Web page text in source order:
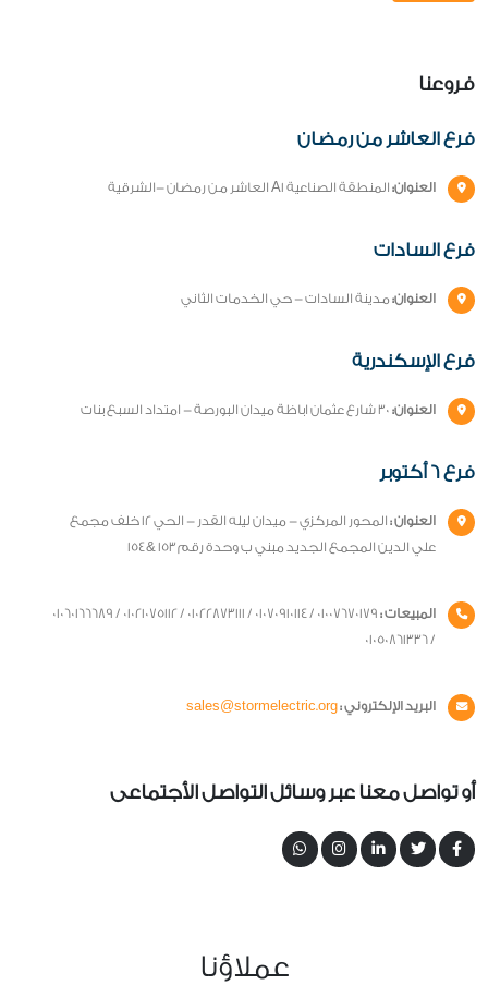
فروعنا
فرع العاشر من رمضان
العنوان: المنطقة الصناعية A1 العاشر من رمضان -الشرقية
فرع السادات
العنوان:مدينة السادات - حي الخدمات الثاني
فرع الإسكندرية
العنوان:
فرع 6 أكتوبر
العنوان :
المحور المركزي - ميدان ليله القدر - الحي ١٢ خلف مجمع
علي الدين المجمع الجديد مبني ب وحدة رقم ١٥٣ & ١٥٤
المبيعات :
01007670179 / 01070910114 / 01022873111 / 01021075112 / 01060166689
/ 01050861336
البريد الإلكتروني :sales@stormelectric.org
أو تواصل معنا عبر وسائل التواصل الأجتماعى
عملاؤنا